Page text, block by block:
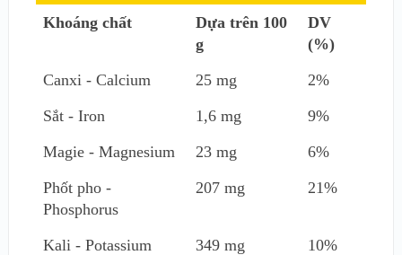
Khoáng chất
Dựa trên 100
g
DV
(%)
Canxi - Calcium
25 mg
2%
Sắt - Iron
1,6 mg
9%
Magie - Magnesium
23 mg
6%
Phốt pho -
Phosphorus
207 mg 21%
Kali - Potassium 349 mg
10%